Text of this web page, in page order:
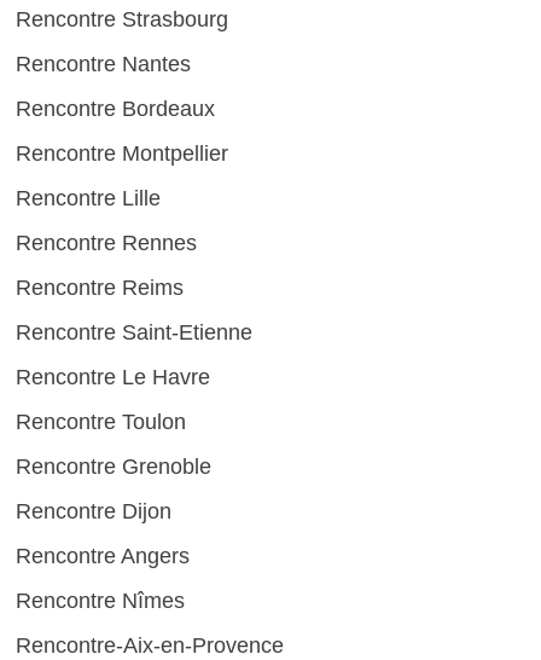
Rencontre Strasbourg
Rencontre Nantes
Rencontre Bordeaux
Rencontre Montpellier
Rencontre Lille
Rencontre Rennes
Rencontre Reims
Rencontre Saint-Etienne
Rencontre Le Havre
Rencontre Toulon
Rencontre Grenoble
Rencontre Dijon
Rencontre Angers
Rencontre Nîmes
Rencontre-Aix-en-Provence